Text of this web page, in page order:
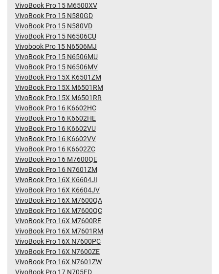
VivoBook Pro 15 M6500XV
VivoBook Pro 15 N580GD
VivoBook Pro 15 N580VD
VivoBook Pro 15 N6506CU
Vivobook Pro 15 N6506MJ
VivoBook Pro 15 N6506MU
VivoBook Pro 15 N6506MV
VivoBook Pro 15X K6501ZM
VivoBook Pro 15X M6501RM
VivoBook Pro 15X M6501RR
VivoBook Pro 16 K6602HC
VivoBook Pro 16 K6602HE
VivoBook Pro 16 K6602VU
VivoBook Pro 16 K6602VV
VivoBook Pro 16 K6602ZC
VivoBook Pro 16 M7600QE
VivoBook Pro 16 N7601ZM
VivoBook Pro 16X K6604JI
VivoBook Pro 16X K6604JV
VivoBook Pro 16X M7600QA
VivoBook Pro 16X M7600QC
VivoBook Pro 16X M7600RE
VivoBook Pro 16X M7601RM
VivoBook Pro 16X N7600PC
VivoBook Pro 16X N7600ZE
VivoBook Pro 16X N7601ZW
VivoBook Pro 17 N705FD